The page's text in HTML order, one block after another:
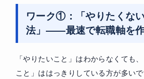
ワーク①：「やりたくな
法」——最速で転職軸を
「やりたいこと」はわからなくても
こと」ははっきりしている方が多い